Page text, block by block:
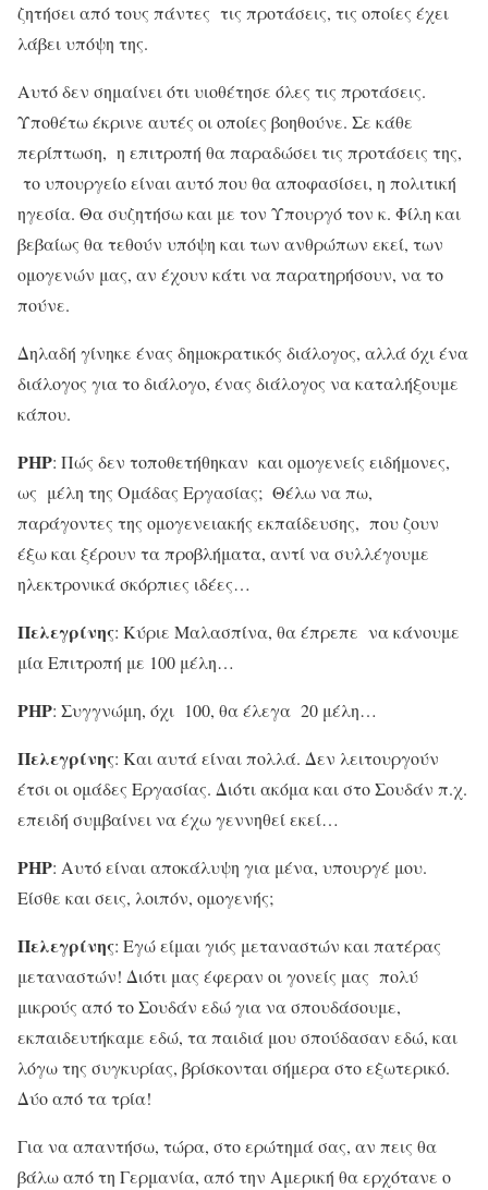
ζητήσει από τους πάντες τις προτάσεις, τις οποίες έχει
λάβει υπόψη της.
Αυτό δεν σημαίνει ότι υιοθέτησε όλες τις προτάσεις.
Υποθέτω έκρινε αυτές οι οποίες βοηθούνε. Σε κάθε
περίπτωση, η επιτροπή θα παραδώσει τις προτάσεις της,
το υπουργείο είναι αυτό που θα αποφασίσει, η πολιτική
ηγεσία. Θα συζητήσω και με τον Υπουργό τον κ. Φίλη και
βεβαίως θα τεθούν υπόψη και των ανθρώπων εκεί, των
ομογενών μας, αν έχουν κάτι να παρατηρήσουν, να το
πούνε.
Δηλαδή γίνηκε ένας δημοκρατικός διάλογος, αλλά όχι ένα
διάλογος για το διάλογο, ένας διάλογος να καταλήξουμε
κάπου.
ΡΗΡ: Πώς δεν τοποθετήθηκαν και ομογενείς ειδήμονες,
ως μέλη της Ομάδας Εργασίας; Θέλω να πω,
παράγοντες της ομογενειακής εκπαίδευσης, που ζουν
έξω και ξέρουν τα προβλήματα, αντί να συλλέγουμε
ηλεκτρονικά σκόρπιες ιδέες…
Πελεγρίνης: Κύριε Μαλασπίνα, θα έπρεπε να κάνουμε
μία Επιτροπή με 100 μέλη…
ΡΗΡ: Συγγνώμη, όχι 100, θα έλεγα 20 μέλη…
Πελεγρίνης: Και αυτά είναι πολλά. Δεν λειτουργούν
έτσι οι ομάδες Εργασίας. Διότι ακόμα και στο Σουδάν π.χ.
επειδή συμβαίνει να έχω γεννηθεί εκεί…
ΡΗΡ: Αυτό είναι αποκάλυψη για μένα, υπουργέ μου.
Είσθε και σεις, λοιπόν, ομογενής;
Πελεγρίνης: Εγώ είμαι γιός μεταναστών και πατέρας
μεταναστών! Διότι μας έφεραν οι γονείς μας πολύ
μικρούς από το Σουδάν εδώ για να σπουδάσουμε,
εκπαιδευτήκαμε εδώ, τα παιδιά μου σπούδασαν εδώ, και
λόγω της συγκυρίας, βρίσκονται σήμερα στο εξωτερικό.
Δύο από τα τρία!
Για να απαντήσω, τώρα, στο ερώτημά σας, αν πεις θα
βάλω από τη Γερμανία, από την Αμερική θα ερχότανε ο